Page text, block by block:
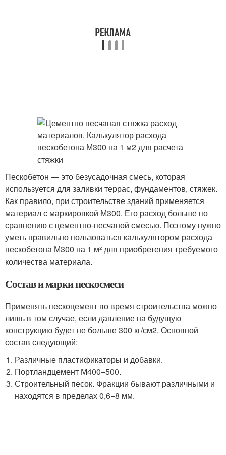
Пескобетон — это безусадочная смесь, которая
используется для заливки террас, фундаментов, стяжек.
Как правило, при строительстве зданий применяется
материал с маркировкой М300. Его расход больше по
сравнению с цементно-песчаной смесью. Поэтому нужно
уметь правильно пользоваться калькулятором расхода
пескобетона М300 на 1 м² для приобретения требуемого
количества материала.
Состав и марки пескосмеси
Применять пескоцемент во время строительства можно
лишь в том случае, если давление на будущую
конструкцию будет не больше 300 кг/см2. Основной
состав следующий:
Различные пластификаторы и добавки.
Портландцемент М400−500.
Строительный песок. Фракции бывают различными и
находятся в пределах 0,6−8 мм.